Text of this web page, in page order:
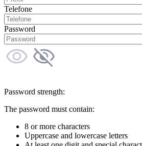
Telefone
Password
Password strength:
The password must contain:
8 or more characters
Uppercase and lowercase letters